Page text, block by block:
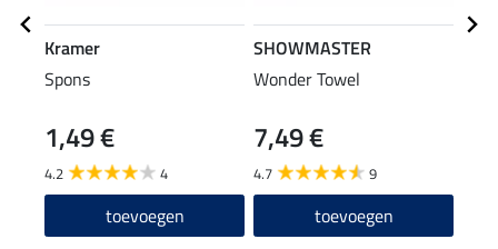
Kramer
Spons
1,49 €
4.2 4
toevoegen
SHOWMASTER
Wonder Towel
7,49 €
4.7 9
toevoegen